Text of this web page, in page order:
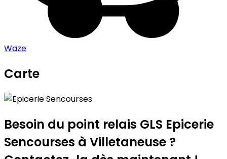
Waze
Carte
Epicerie Sencourses
+
−
Besoin du point relais GLS Epicerie
Sencourses à Villetaneuse ?